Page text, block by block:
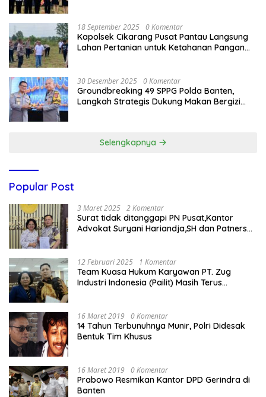
18 September 2025 0 Komentar
Kapolsek Cikarang Pusat Pantau Langsung
Lahan Pertanian untuk Ketahanan Pangan
30 Desember 2025 0 Komentar
Groundbreaking 49 SPPG Polda Banten,
Langkah Strategis Dukung Makan Bergizi
Selengkapnya
Popular Post
3 Maret 2025 2 Komentar
Surat tidak ditanggapi PN Pusat,Kantor
Advokat Suryani Hariandja,SH dan Patners
12 Februari 2025 1 Komentar
Team Kuasa Hukum Karyawan PT. Zug
Industri Indonesia (Pailit) Masih Terus
16 Maret 2019 0 Komentar
14 Tahun Terbunuhnya Munir, Polri Didesak
Bentuk Tim Khusus
16 Maret 2019 0 Komentar
Prabowo Resmikan Kantor DPD Gerindra di
Banten